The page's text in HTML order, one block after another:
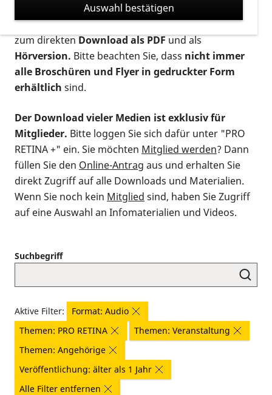
verschiedenen Formaten angeboten: zur
postalischen Bestellung als gedruckte Variante
zum direktenDownload als PDFund als
Hörversion. Bitte beachten Sie, dass nicht immer
alle Broschüren und Flyer in gedruckter Form
erhältlich sind.
Der Download vieler Medien ist exklusiv für
Mitglieder. Bitte loggen Sie sich dafür unter "PRO
RETINA +" ein. Sie möchten Mitglied werden? Dann
füllen Sie den Online-Antrag aus und erhalten Sie
direkt Zugriff auf alle Downloads und Materialien.
Wenn Sie noch kein Mitglied sind, haben Sie Zugriff
auf eine Auswahl an Infomaterialien und Videos.
Suchbegriff
Aktive Filter:
Format: Audio
Themen: PRO RETINA
Themen: Veranstaltung
Themen: Angehörige
Veröffentlichung: älter als 1 Jahr
Alle Filter entfernen
Auswahl bestätigen